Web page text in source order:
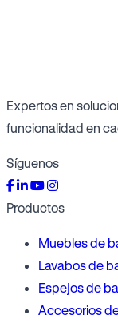
Expertos en
funcionalidad en
Síguenos
Productos
Muebles de
Lavabos de
Espejos de
Accesorios